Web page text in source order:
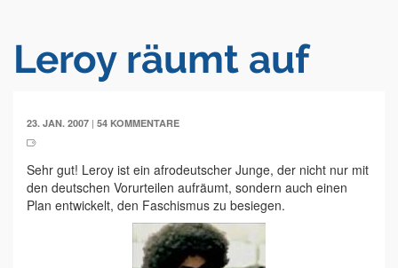
Leroy räumt auf
23. JAN. 2007 | 54 KOMMENTARE
Sehr gut! Leroy ist ein afrodeutscher Junge, der nicht nur mit
den deutschen Vorurteilen aufräumt, sondern auch einen
Plan entwickelt, den Faschismus zu besiegen.